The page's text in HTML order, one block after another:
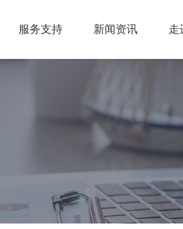
挤压成型设备
生物质颗粒机
液压打包机
产10万吨废纺替代燃料生产线
资源分拣中心项目
圾资源化处置项目
RDF燃料生产线
服务支持 新闻资讯 走